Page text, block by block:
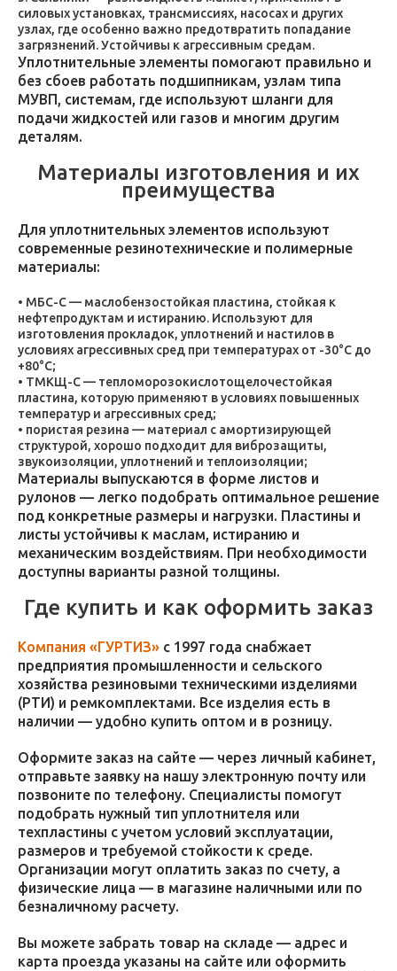
силовых установках, трансмиссиях, насосах и других
узлах, где особенно важно предотвратить попадание
загрязнений. Устойчивы к агрессивным средам.
Уплотнительные элементы помогают правильно и
без сбоев работать подшипникам, узлам типа
МУВП, системам, где используют шланги для
подачи жидкостей или газов и многим другим
деталям.
Материалы изготовления и их
преимущества
Для уплотнительных элементов используют
современные резинотехнические и полимерные
материалы:
МБС-С — маслобензостойкая пластина, стойкая к
нефтепродуктам и истиранию. Используют для
изготовления прокладок, уплотнений и настилов в
условиях агрессивных сред при температурах от -30°C до
+80°C;
ТМКЩ-С — тепломорозокислотощелочестойкая
пластина, которую применяют в условиях повышенных
температур и агрессивных сред;
пористая резина — материал с амортизирующей
структурой, хорошо подходит для виброзащиты,
звукоизоляции, уплотнений и теплоизоляции;
Материалы выпускаются в форме листов и
рулонов — легко подобрать оптимальное решение
под конкретные размеры и нагрузки. Пластины и
листы устойчивы к маслам, истиранию и
механическим воздействиям. При необходимости
доступны варианты разной толщины.
Где купить и как оформить заказ
Компания «ГУРТИЗ» с 1997 года снабжает
предприятия промышленности и сельского
хозяйства резиновыми техническими изделиями
(РТИ) и ремкомплектами. Все изделия есть в
наличии — удобно купить оптом и в розницу.
Оформите заказ на сайте — через личный кабинет,
отправьте заявку на нашу электронную почту или
позвоните по телефону. Специалисты помогут
подобрать нужный тип уплотнителя или
техпластины с учетом условий эксплуатации,
размеров и требуемой стойкости к среде.
Организации могут оплатить заказ по счету, а
физические лица — в магазине наличными или по
безналичному расчету.
Вы можете забрать товар на складе — адрес и
карта проезда указаны на сайте или оформить